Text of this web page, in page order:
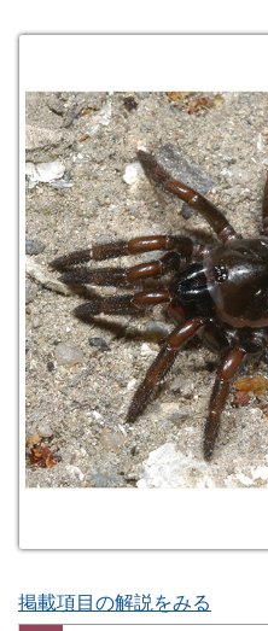
掲載項目の解説をみる